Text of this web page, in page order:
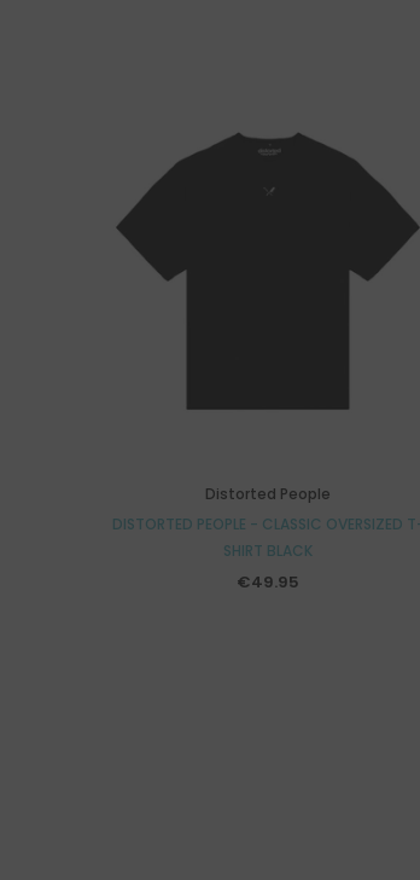
Distorted People
DISTORTED PEOPLE - CLASSIC OVERSIZED
SHIRT BLACK
€49.95